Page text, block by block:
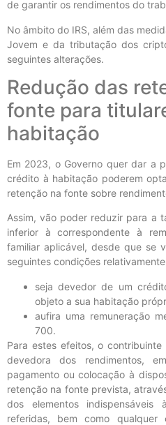
de garantir os rendimentos do
No âmbito do IRS, além das
Jovem e da tributação dos
seguintes alterações.
Redução das
fonte para
habitação
Em 2023, o Governo quer dar a
crédito à habitação poderem
retenção na fonte sobre
Assim, vão poder reduzir para a
inferior à correspondente à
familiar aplicável, desde que se
seguintes condições
seja devedor de um
objeto a sua habitação
aufira uma remuneração
700.
Para estes efeitos, o
devedora dos rendimentos,
pagamento ou colocação à
retenção na fonte prevista,
dos elementos
referidas, bem como qualquer